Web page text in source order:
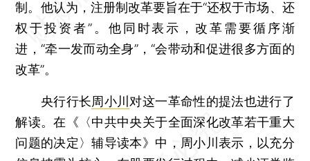
制。他认为，注册制改革要旨在于“还权于市场、还
权于投资者”。他同时表示，改革需要循序渐
进，“牵一发而动全身”，“会带动和促进很多方面的
改革”。
央行行长周小川 对这一革命性的提法也进行了
解读。在《〈中共中央关于全面深化改革若干重大
问题的决定〉辅导读本》中，周小川表示，以充分